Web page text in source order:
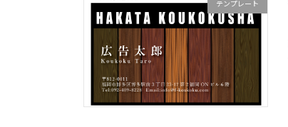
テンプレート